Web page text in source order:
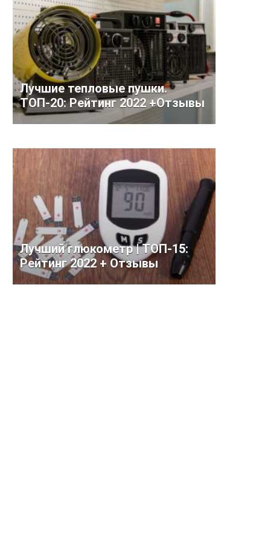
Лучшие тепловые пушки.
ТОП-20: Рейтинг 2022 +Отзывы
Лучший глюкометр | ТОП-15:
Рейтинг 2022 + Отзывы